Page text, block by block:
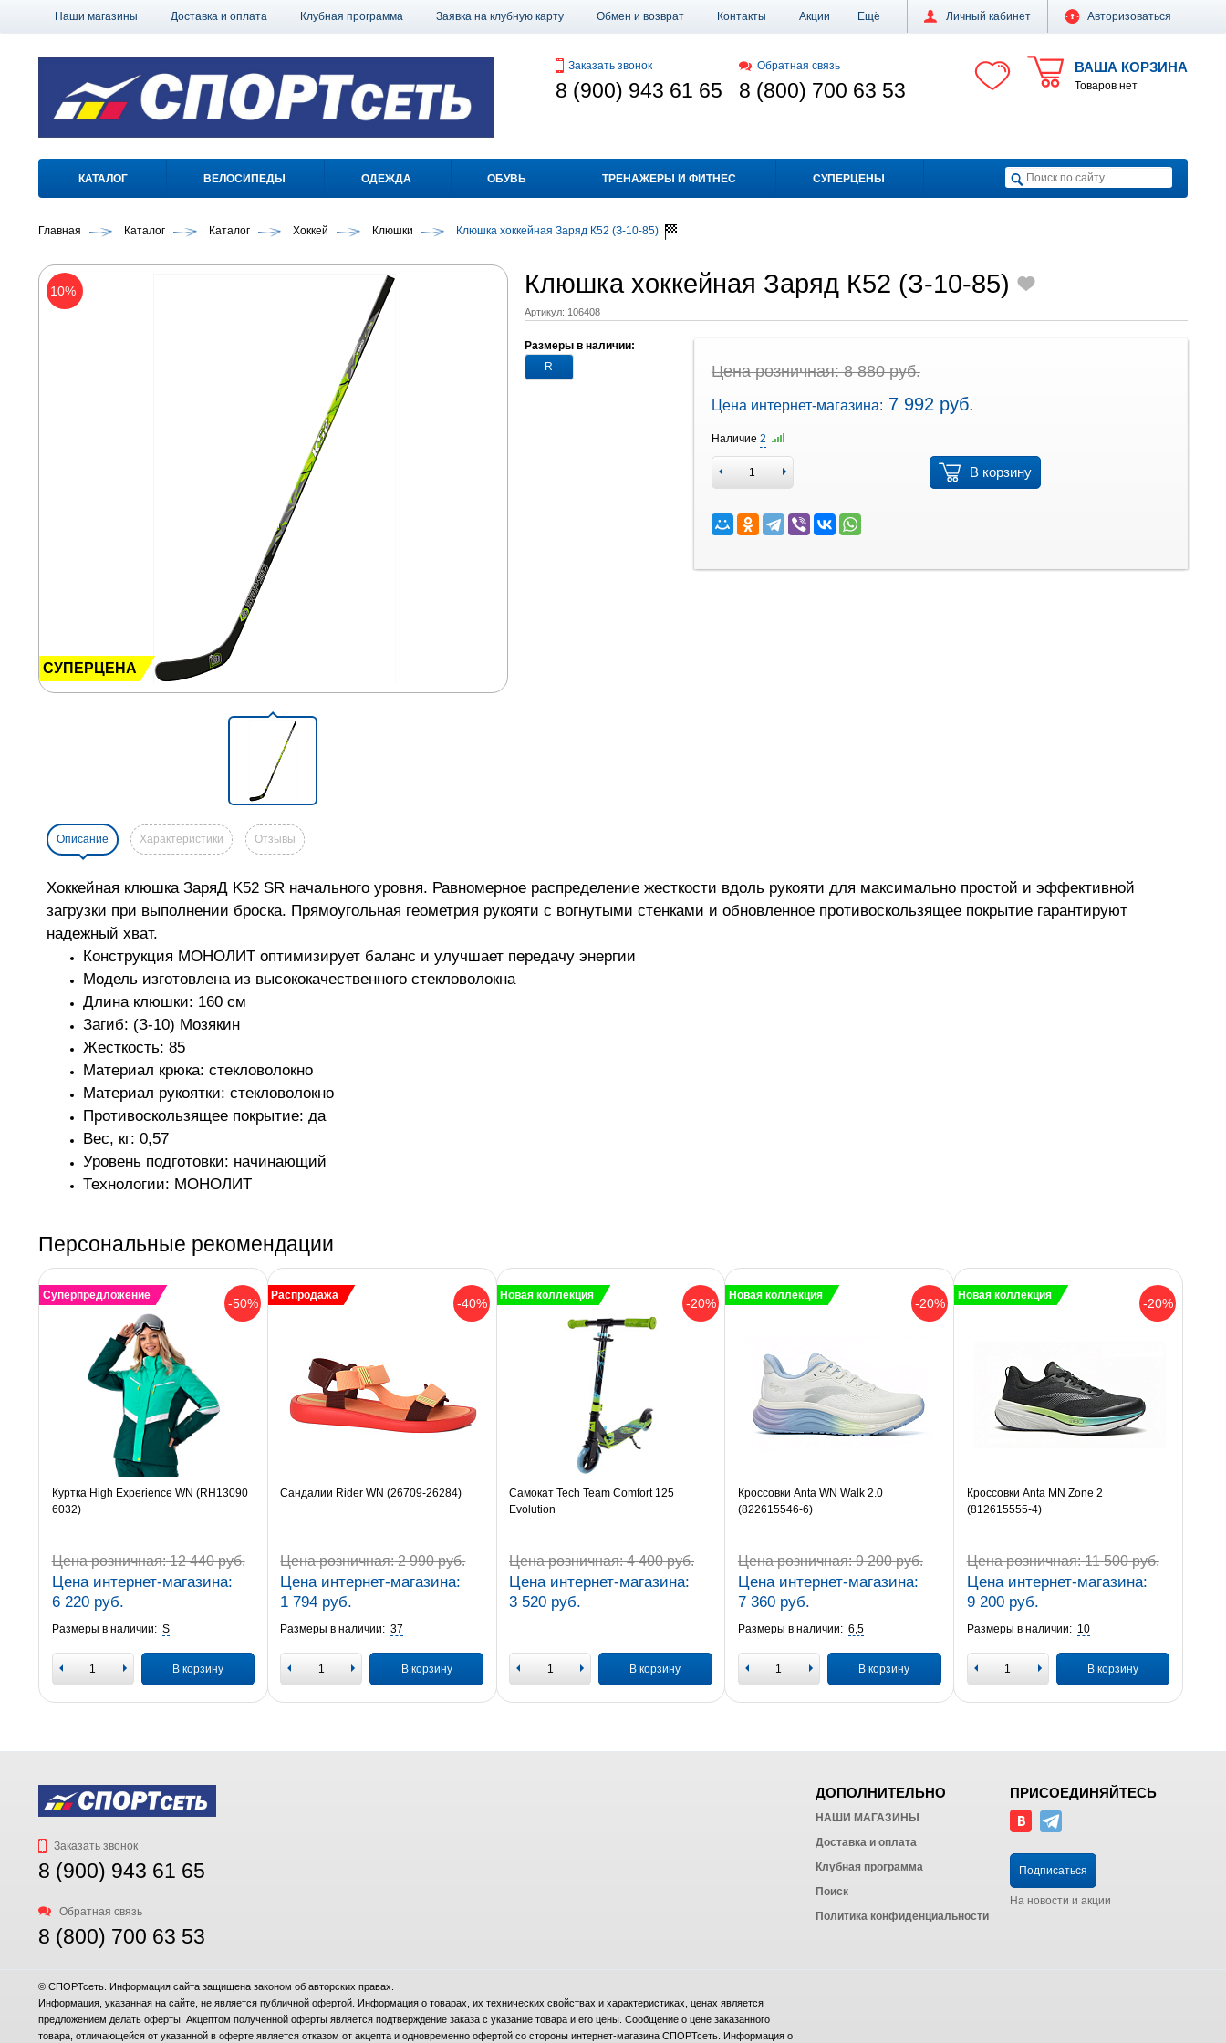
Личный кабинет Авторизоваться
Наши магазины Доставка и оплата Клубная программа Заявка на клубную карту Обмен и возврат Контакты Акции Ещё
ВАША КОРЗИНА
Товаров нет
Заказать звонок
8 (900) 943 61 65
Обратная связь
8 (800) 700 63 53
КАТАЛОГ ВЕЛОСИПЕДЫ ОДЕЖДА ОБУВЬ ТРЕНАЖЕРЫ И ФИТНЕС СУПЕРЦЕНЫ
Главная Каталог Каталог Хоккей Клюшки Клюшка хоккейная Заряд К52 (З-10-85)
Клюшка хоккейная Заряд К52 (З-10-85)
Артикул: 106408
10%
СУПЕРЦЕНА
Размеры в наличии:
R
Цена розничная: 8 880 руб.
Цена интернет-магазина: 7 992 руб.
Наличие 2
В корзину
Описание Характеристики Отзывы
Хоккейная клюшка ЗаряД K52 SR начального уровня. Равномерное распределение жесткости вдоль рукояти для максимально простой и эффективной
загрузки при выполнении броска. Прямоугольная геометрия рукояти с вогнутыми стенками и обновленное противоскользящее покрытие гарантируют
надежный хват.
Конструкция МОНОЛИТ оптимизирует баланс и улучшает передачу энергии
Модель изготовлена из высококачественного стекловолокна
Длина клюшки: 160 см
Загиб: (З-10) Мозякин
Жесткость: 85
Материал крюка: стекловолокно
Материал рукоятки: стекловолокно
Противоскользящее покрытие: да
Вес, кг: 0,57
Уровень подготовки: начинающий
Технологии: МОНОЛИТ
Персональные рекомендации
-50%
Суперпредложение
Куртка High Experience WN (RH13090
6032)
Цена розничная:12 440 руб.
Цена интернет-магазина:
6 220 руб.
Размеры в наличии: S
В корзину
-40%
Распродажа
Сандалии Rider WN (26709-26284)
Цена розничная:2 990 руб.
Цена интернет-магазина:
1 794 руб.
Размеры в наличии: 37
В корзину
-20%
Новая коллекция
Самокат Tech Team Comfort 125
Evolution
Цена розничная:4 400 руб.
Цена интернет-магазина:
3 520 руб.
В корзину
-20%
Новая коллекция
Кроссовки Anta WN Walk 2.0
(822615546-6)
Цена розничная:9 200 руб.
Цена интернет-магазина:
7 360 руб.
Размеры в наличии: 6,5
В корзину
-20%
Новая коллекция
Кроссовки Anta MN Zone 2
(812615555-4)
Цена розничная:11 500 руб.
Цена интернет-магазина:
9 200 руб.
Размеры в наличии: 10
В корзину
Заказать звонок
8 (900) 943 61 65
Обратная связь
8 (800) 700 63 53
ДОПОЛНИТЕЛЬНО
НАШИ МАГАЗИНЫ
Доставка и оплата
Клубная программа
Поиск
Политика конфиденциальности
ПРИСОЕДИНЯЙТЕСЬ
Подписаться
На новости и акции
© СПОРТсеть. Информация сайта защищена законом об авторских правах.
Информация, указанная на сайте, не является публичной офертой. Информация о товарах, их технических свойствах и характеристиках, ценах является
предложением делать оферты. Акцептом полученной оферты является подтверждение заказа с указание товара и его цены. Сообщение о цене заказанного
товара, отличающейся от указанной в оферте является отказом от акцепта и одновременно офертой со стороны интернет-магазина СПОРТсеть. Информация о